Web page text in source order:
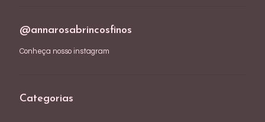
@annarosabrincosfinos
Conheça nosso instagram
Categorias